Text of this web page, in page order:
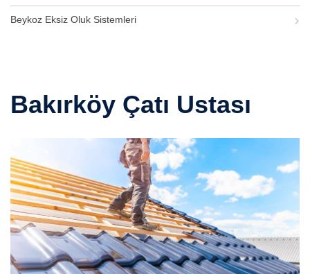
Beykoz Eksiz Oluk Sistemleri
Bakırköy Çatı Ustası